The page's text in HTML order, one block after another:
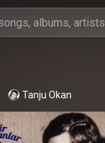
Tanju Okan